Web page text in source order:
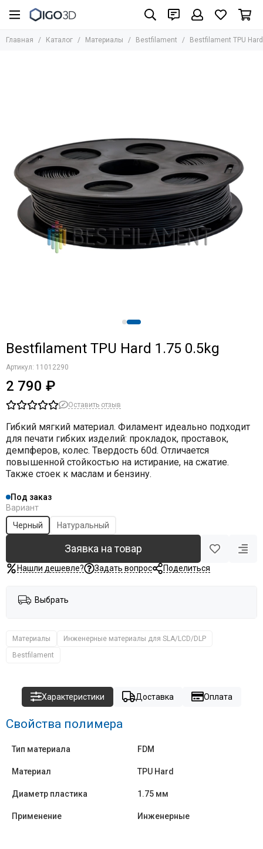
Материалы
HARZ Labs
REC
Стандартные фотополимеры
Биосовместимые фотополимеры
Инженерные материалы для SLA/LCD/DLP
Фотополимеры для юверирного дела
Медицинские материалы
Главная Каталог Материалы Bestfilament Bestfilament TPU
Bestfilament TPU Hard 1.75 0.5kg
Артикул: 11012290
2 790 ₽
Оставить отзыв
Гибкий мягкий материал. Филамент идеально подходит
для печати гибких изделий: прокладок, проставок,
демпферов, колес. Твердость 60d. Отличается
повышенной стойкостью на истирание, на сжатие.
Также стоек к маслам и бензину.
Под заказ
Вариант
Черный
Натуральный
Заявка на товар
Нашли дешевле? Задать вопрос Поделиться
Выбрать
Материалы
Инженерные материалы для SLA/LCD/DLP
Bestfilament
Характеристики Доставка Оплата
Свойства полимера
Тип материала FDM
Материал TPU Hard
Диаметр пластика 1.75 мм
Применение Инженерные